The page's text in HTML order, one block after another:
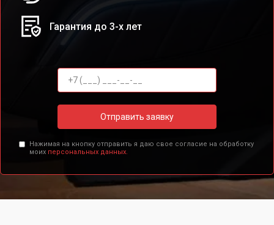
Гарантия до 3-х лет
Отправить заявку
Нажимая на кнопку отправить я даю свое согласие на обработку
моих персональных данных.